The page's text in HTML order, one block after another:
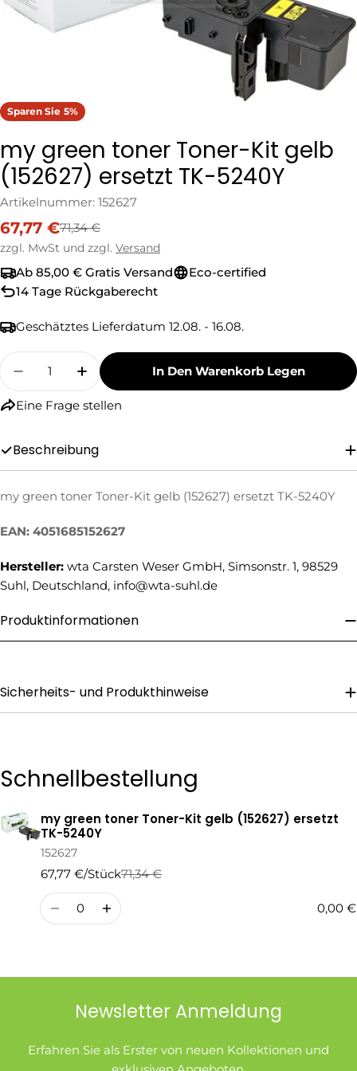
Sparen Sie 5%
my green toner Toner-Kit gelb
(152627) ersetzt TK-5240Y
Artikelnummer: 152627
Verkaufspreis
67,77 €
Regulärer
Preis
71,34 €
zzgl. MwSt und zzgl. Versand
Ab 85,00 € Gratis Versand
Eco-certified
14 Tage Rückgaberecht
Geschätztes Lieferdatum 12.08. - 16.08.
Menge
Menge Für My Green Toner Toner-Kit Gelb
Menge Für My Green Toner Toner-
In Den Warenkorb Legen
Eine Frage stellen
Eine Frage stellen
Ihr
Ihre
Ihre
Telefonnummer
Frage Senden
Beschreibung
my green toner Toner-Kit gelb (152627) ersetzt TK-5240Y
EAN: 4051685152627
Hersteller: wta Carsten Weser GmbH, Simsonstr. 1, 98529
Suhl, Deutschland, info@wta-suhl.de
Produktinformationen
Sicherheits- und Produkthinweise
Schnellbestellung
Ihr
Warenkorb
my green toner Toner-Kit gelb (152627) ersetzt
TK-5240Y
152627
67,77 €/Stück
Regulärer
Preis
71,34 €
Verkaufspreis
Menge
0,00 €
Newsletter Anmeldung
Erfahren Sie als Erster von neuen Kollektionen und